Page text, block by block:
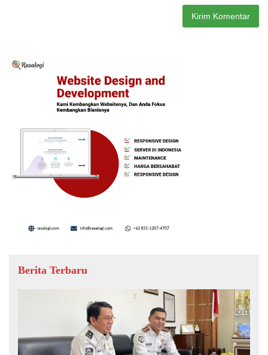
Berita Terbaru